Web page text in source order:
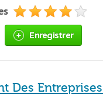
Enregistrer
Des